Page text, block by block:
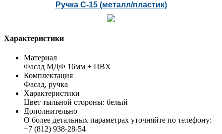
Ручка С-15 (металл/пластик)
Характеристики
Материал
Фасад МДФ 16мм + ПВХ
Комплектация
Фасад, ручка
Характеристики
Цвет тыльной стороны: белый
Дополнительно
О более детальных параметрах уточняйте по телефону:
+7 (812) 938-28-54